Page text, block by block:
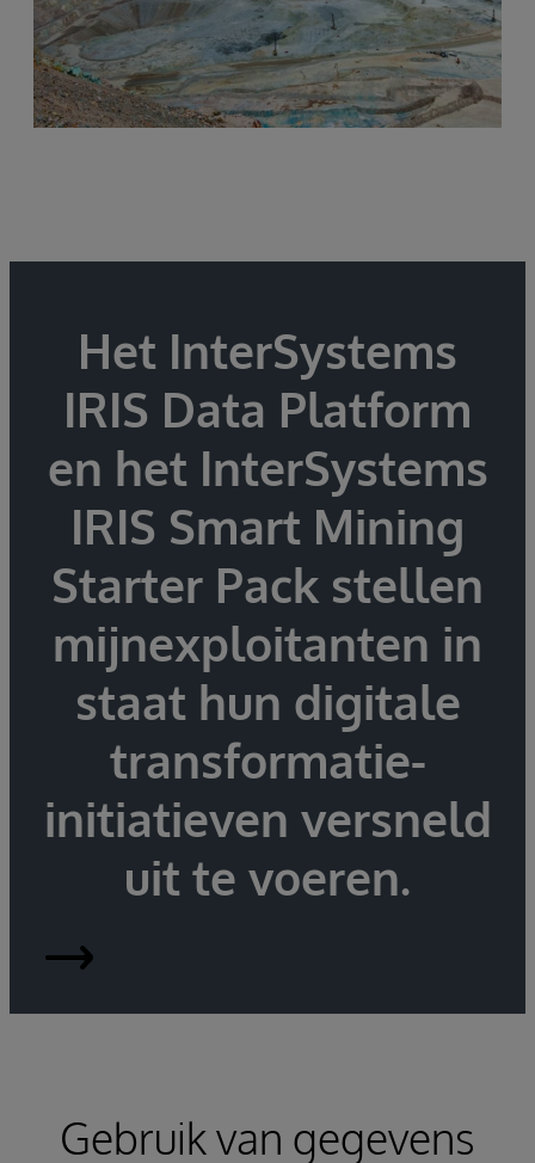
Het InterSystems
IRIS Data Platform
en het InterSystems
IRIS Smart Mining
Starter Pack stellen
mijnexploitanten in
staat hun digitale
transformatie-
initiatieven versneld
uit te voeren.
InterSystems
IRIS
Gebruik van gegevens